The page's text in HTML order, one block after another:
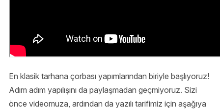
En klasik tarhana çorbası yapımlarından biriyle başlıyoruz!
Adım adım yapılışını da paylaşmadan geçmiyoruz. Sizi
önce videomuza, ardından da yazılı tarifimiz için aşağıya